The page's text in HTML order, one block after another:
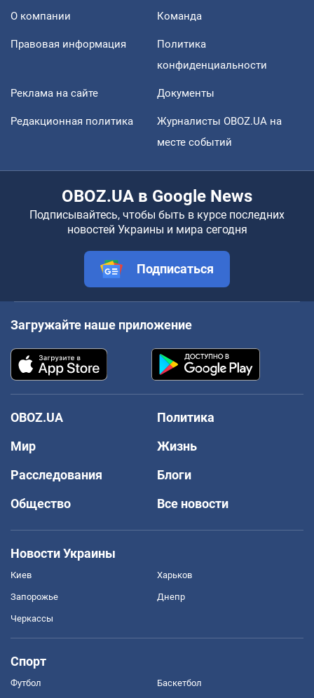
О компании Команда
Правовая информация
Политика
конфиденциальности
Реклама на сайте Документы
Редакционная политика
Журналисты OBOZ.UA на
месте событий
OBOZ.UA в Google News
Подписывайтесь, чтобы быть в курсе последних
новостей Украины и мира сегодня
Подписаться
Загружайте наше приложение
OBOZ.UA
Политика
Мир
Жизнь
Расследования
Блоги
Общество
Все новости
Новости Украины
Киев Харьков
Запорожье Днепр
Черкассы
Спорт
Футбол Баскетбол